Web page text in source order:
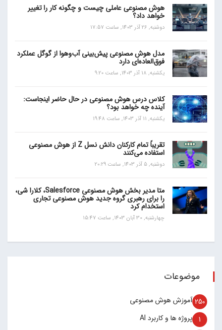
هوش مصنوعی عاملی چیست و چگونه کار را تغییر
خواهد داد؟
دوشنبه, 26 آذر 1403, ساعت 17:57
مدل هوش مصنوعی پیش‌بینی آب‌و‌هوا از گوگل عملکرد
فوق‌العاده‌ای دارد
یکشنبه, 18 آذر 1403, ساعت 9:20
کلاس درس هوش مصنوعی در حال حاضر اینجاست:
آینده چه خواهد بود؟
یکشنبه, 11 آذر 1403, ساعت 19:48
تقریباً تمام کارکنان دانش نسل Z از هوش مصنوعی
استفاده می‌کنند
دوشنبه, 5 آذر 1403, ساعت 20:29
متا مدیر بخش هوش مصنوعی Salesforce، کلارا شی،
را برای رهبری گروه جدید هوش مصنوعی تجاری
استخدام کرد
چهارشنبه, 30 آبان 1403, ساعت 15:47
موضوعات
آموزش هوش مصنوعی 250
پروژه ها و کاربرد AI 1